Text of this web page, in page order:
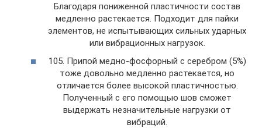
Благодаря пониженной пластичности состав
медленно растекается. Подходит для пайки
элементов, не испытывающих сильных ударных
или вибрационных нагрузок.
105. Припой медно-фосфорный с серебром (5%)
тоже довольно медленно растекается, но
отличается более высокой пластичностью.
Полученный с его помощью шов сможет
выдержать незначительные нагрузки от
вибраций.